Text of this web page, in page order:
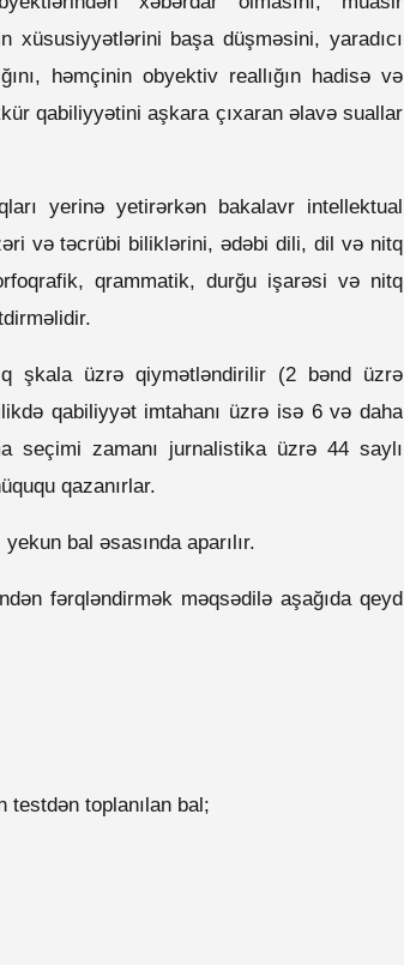
xüsusiyyətlərini başa düşməsini, yaradıcı
həmçinin obyektiv reallığın hadisə və
qabiliyyətini aşkara çıxaran əlavə suallar
yerinə yetirərkən bakalavr intellektual
və təcrübi biliklərini, ədəbi dili, dil və nitq
qrammatik, durğu işarəsi və nitq
şkala üzrə qiymətləndirilir (2 bənd üzrə
qabiliyyət imtahanı üzrə isə 6 və daha
seçimi zamanı jurnalistika üzrə 44 saylı
qazanırlar.
bal əsasında aparılır.
fərqləndirmək məqsədilə aşağıda qeyd
toplanılan bal;